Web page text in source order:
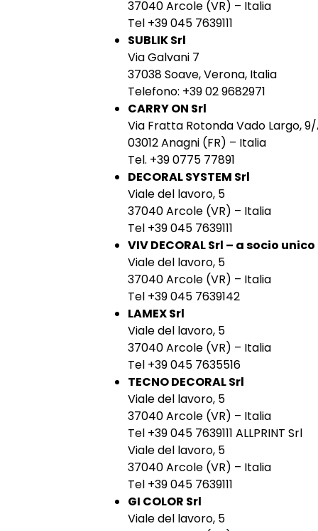
37040 Arcole (VR) – Italia
Tel +39 045 7639111
SUBLIK Srl
Via Galvani 7
37038 Soave, Verona, Italia
Telefono: +39 02 9682971
CARRY ON Srl
Via Fratta Rotonda Vado Largo,
03012 Anagni (FR) – Italia
Tel. +39 0775 77891
DECORAL SYSTEM Srl
Viale del lavoro, 5
37040 Arcole (VR) – Italia
Tel +39 045 7639111
VIV DECORAL Srl – a socio unico
Viale del lavoro, 5
37040 Arcole (VR) – Italia
Tel +39 045 7639142
LAMEX Srl
Viale del lavoro, 5
37040 Arcole (VR) – Italia
Tel +39 045 7635516
TECNO DECORAL Srl
Viale del lavoro, 5
37040 Arcole (VR) – Italia
Tel +39 045 7639111 ALLPRINT Srl
Viale del lavoro, 5
37040 Arcole (VR) – Italia
Tel +39 045 7639111
GI COLOR Srl
Viale del lavoro, 5